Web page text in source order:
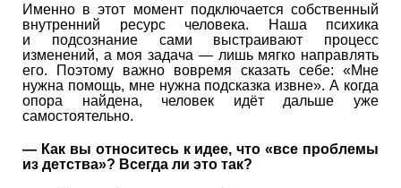
Именно в этот момент подключается собственный
внутренний ресурс человека. Наша психика
и подсознание сами выстраивают процесс
изменений, а моя задача — лишь мягко направлять
его. Поэтому важно вовремя сказать себе: «Мне
нужна помощь, мне нужна подсказка извне». А когда
опора найдена, человек идёт дальше уже
самостоятельно.
— Как вы относитесь к идее, что «все проблемы
из детства»? Всегда ли это так?